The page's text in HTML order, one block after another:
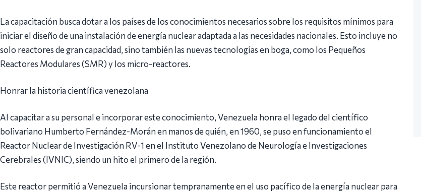
La capacitación busca dotar a los países de los conocimientos necesarios sobre los requisitos mínimos para
iniciar el diseño de una instalación de energía nuclear adaptada a las necesidades nacionales. Esto incluye no
solo reactores de gran capacidad, sino también las nuevas tecnologías en boga, como los Pequeños
Reactores Modulares (SMR) y los micro-reactores.
Honrar la historia científica venezolana
Al capacitar a su personal e incorporar este conocimiento, Venezuela honra el legado del científico
bolivariano Humberto Fernández-Morán en manos de quién, en 1960, se puso en funcionamiento el
Reactor Nuclear de Investigación RV-1 en el Instituto Venezolano de Neurología e Investigaciones
Cerebrales (IVNIC), siendo un hito el primero de la región.
Este reactor permitió a Venezuela incursionar tempranamente en el uso pacífico de la energía nuclear para